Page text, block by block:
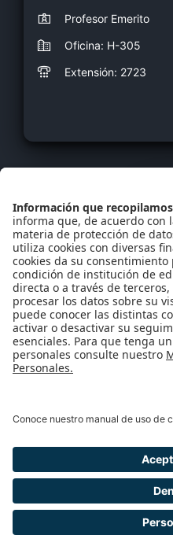
Profesor Emerito
Oficina: H-305
Extensión: 2723
Fredy
frrodrig
Docente de planta
Oficina: H-011